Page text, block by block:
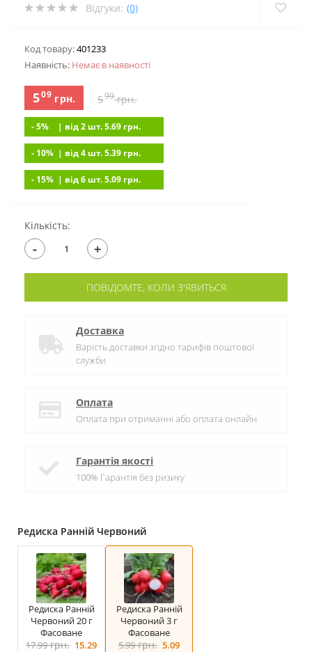
Відгуки: (0)
Код товару:401233
Наявність: Немає в наявностi
509грн. 599грн.
- 5% | вiд 2 шт. 5.69 грн.
- 10% | вiд 4 шт. 5.39 грн.
- 15% | вiд 6 шт. 5.09 грн.
Кількість:
- +
ПОВІДОМТЕ, КОЛИ З'ЯВИТЬСЯ
Доставка
Варість доставки згідно тарифів поштової
служби
Оплата
Оплата при отриманні або оплата онлайн
Гарантія якості
100% Гарантія без ризику
Редиска Ранній Червоний
Редиска Ранній
Червоний 20 г
Фасоване
17.99грн. 15.29
Редиска Ранній
Червоний 3 г
Фасоване
5.99грн. 5.09